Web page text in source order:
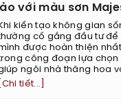
với màu sơn
Khi kiến tạo không gian
cố gắng đầu tư để
được hoàn thiện
công đoạn lựa chọn
ngôi nhà thăng hoa
[Chi tiết...]